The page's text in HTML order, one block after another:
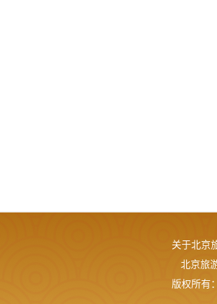
关于北京
北京旅
版权所有